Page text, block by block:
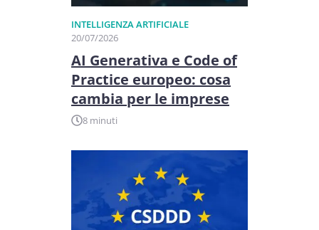
INTELLIGENZA ARTIFICIALE
20/07/2026
AI Generativa e Code of
Practice europeo: cosa
cambia per le imprese
8 minuti